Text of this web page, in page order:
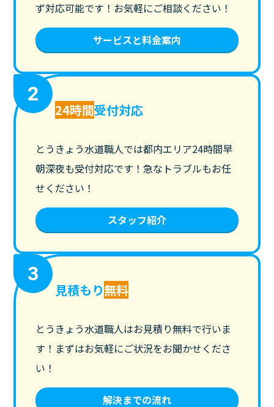
ず対応可能です！お気軽にご相談ください！
サービスと料金案内
2
24時間受付対応
とうきょう水道職人では都内エリア24時間早
朝深夜も受付対応です！急なトラブルもお任
せください！
スタッフ紹介
3
見積もり無料
とうきょう水道職人はお見積り無料で行いま
す！まずはお気軽にご状況をお聞かせくださ
い！
解決までの流れ